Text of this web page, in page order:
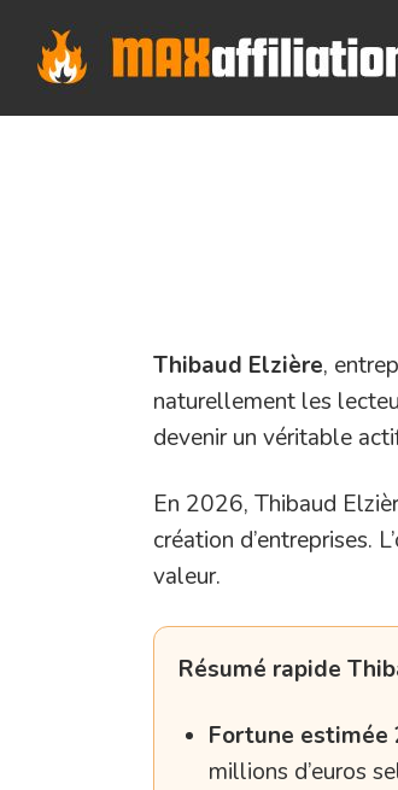
content
Thibaud Elzière,
naturellement les
devenir un véritable
En 2026, Thibaud
création d’entreprises.
valeur.
Résumé rapide
Fortune estimée
millions d’euros